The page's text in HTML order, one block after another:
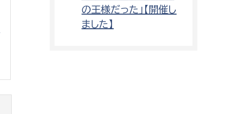
の王様だった」【開催し
ました】